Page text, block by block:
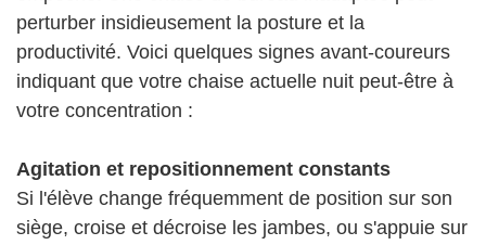
perturber insidieusement la posture et la
productivité. Voici quelques signes avant-coureurs
indiquant que votre chaise actuelle nuit peut-être à
votre concentration :
Agitation et repositionnement constants
Si l'élève change fréquemment de position sur son
siège, croise et décroise les jambes, ou s'appuie sur